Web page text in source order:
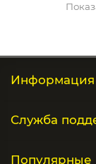
Информация
Служба
Популярные